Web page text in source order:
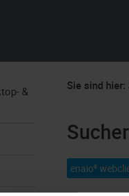
&
Sie sind hier:
enaio®